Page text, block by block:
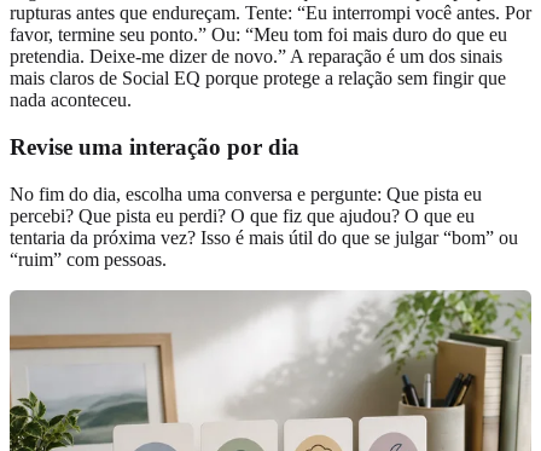
rupturas antes que endureçam. Tente: “Eu interrompi você antes. Por
favor, termine seu ponto.” Ou: “Meu tom foi mais duro do que eu
pretendia. Deixe-me dizer de novo.” A reparação é um dos sinais
mais claros de Social EQ porque protege a relação sem fingir que
nada aconteceu.
Revise uma interação por dia
No fim do dia, escolha uma conversa e pergunte: Que pista eu
percebi? Que pista eu perdi? O que fiz que ajudou? O que eu
tentaria da próxima vez? Isso é mais útil do que se julgar “bom” ou
“ruim” com pessoas.